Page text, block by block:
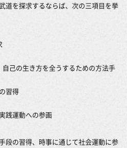
道を探求するならば、次の三項目を挙
己の生き方を全うするための方法手
習得
運動への参画
段の習得、時事に通じて社会運動に参